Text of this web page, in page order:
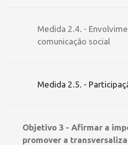
Medida 2.4. -
comunicação social
Medida 2.5. -
Objetivo 3 - Afirmar a
promover a